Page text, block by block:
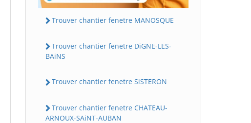
Trouver chantier fenetre MANOSQUE
Trouver chantier fenetre DiGNE-LES-
BAiNS
Trouver chantier fenetre SiSTERON
Trouver chantier fenetre CHATEAU-
ARNOUX-SAiNT-AUBAN